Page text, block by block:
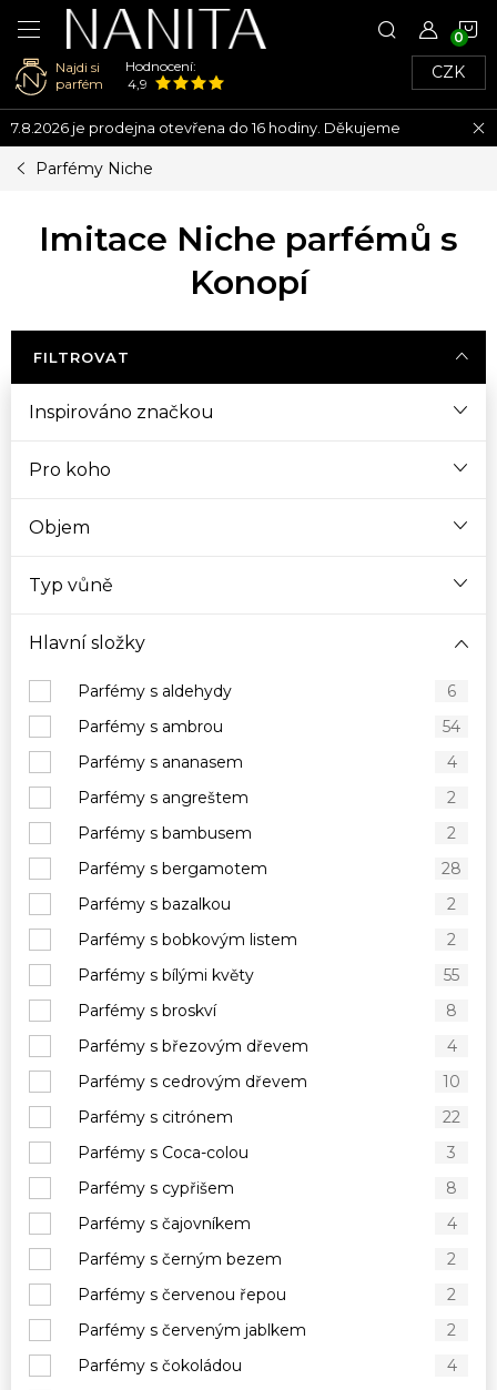
Přejít
na
obsah
Najdi si
parfém
Hodnocení:
4,9
CZK
7.8.2026 je prodejna otevřena do 16 hodiny. Děkujeme
Parfémy Niche
Imitace Niche parfémů s
Konopí
FILTROVAT
Inspirováno značkou
Pro koho
Objem
Typ vůně
Hlavní složky
Parfémy s aldehydy
6
Parfémy s ambrou
54
Parfémy s ananasem
4
Parfémy s angreštem
2
Parfémy s bambusem
2
Parfémy s bergamotem
28
Parfémy s bazalkou
2
Parfémy s bobkovým listem
2
Parfémy s bílými květy
55
Parfémy s broskví
8
Parfémy s březovým dřevem
4
Parfémy s cedrovým dřevem
10
Parfémy s citrónem
22
Parfémy s Coca-colou
3
Parfémy s cypřišem
8
Parfémy s čajovníkem
4
Parfémy s černým bezem
2
Parfémy s červenou řepou
2
Parfémy s červeným jablkem
2
Parfémy s čokoládou
4